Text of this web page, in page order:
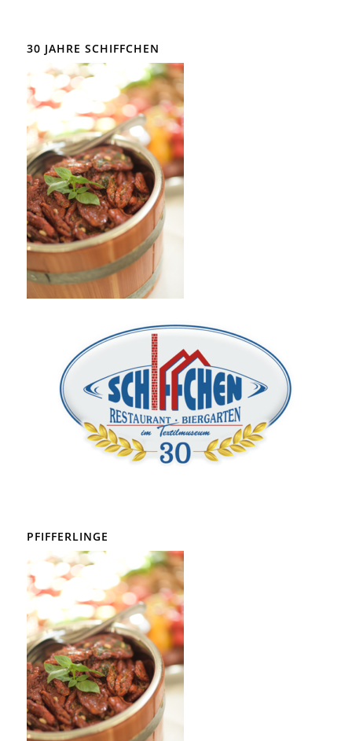
30 JAHRE SCHIFFCHEN
PFIFFERLINGE